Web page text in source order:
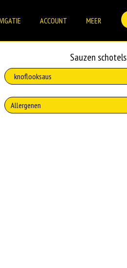
ACCOUNT MEER
Sauzen schotels
Allergenen